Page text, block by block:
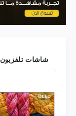
شاشات تلفزيون